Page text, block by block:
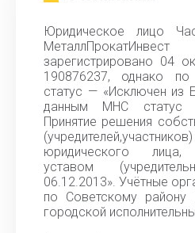
Юридическое лицо
зарегистрировано 04
190876237, однако
статус — «Исключен из
данным МНС статус
Принятие решения
юридического лица,
уставом
06.12.2013». Учётные
по Советскому
городской